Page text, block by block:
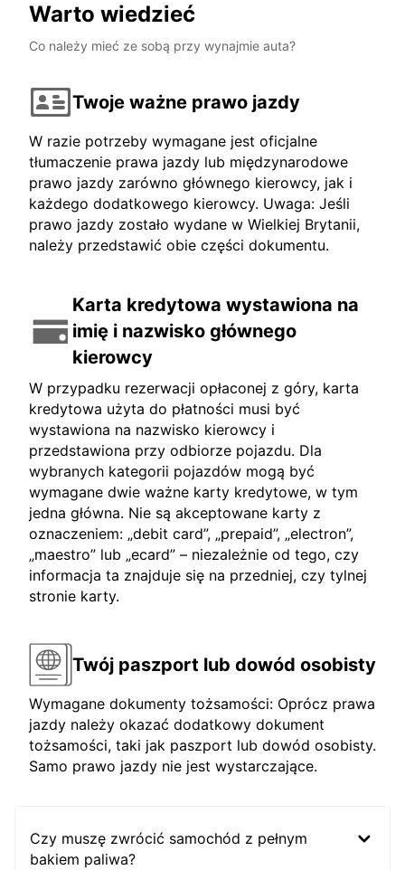
Warto wiedzieć
Co należy mieć ze sobą przy wynajmie auta?
Twoje ważne prawo jazdy
W razie potrzeby wymagane jest oficjalne
tłumaczenie prawa jazdy lub międzynarodowe
prawo jazdy zarówno głównego kierowcy, jak i
każdego dodatkowego kierowcy. Uwaga: Jeśli
prawo jazdy zostało wydane w Wielkiej Brytanii,
należy przedstawić obie części dokumentu.
Karta kredytowa wystawiona na
imię i nazwisko głównego
kierowcy
W przypadku rezerwacji opłaconej z góry, karta
kredytowa użyta do płatności musi być
wystawiona na nazwisko kierowcy i
przedstawiona przy odbiorze pojazdu. Dla
wybranych kategorii pojazdów mogą być
wymagane dwie ważne karty kredytowe, w tym
jedna główna. Nie są akceptowane karty z
oznaczeniem: „debit card”, „prepaid”, „electron”,
„maestro” lub „ecard” – niezależnie od tego, czy
informacja ta znajduje się na przedniej, czy tylnej
stronie karty.
Twój paszport lub dowód osobisty
Wymagane dokumenty tożsamości: Oprócz prawa
jazdy należy okazać dodatkowy dokument
tożsamości, taki jak paszport lub dowód osobisty.
Samo prawo jazdy nie jest wystarczające.
Czy muszę zwrócić samochód z pełnym
bakiem paliwa?